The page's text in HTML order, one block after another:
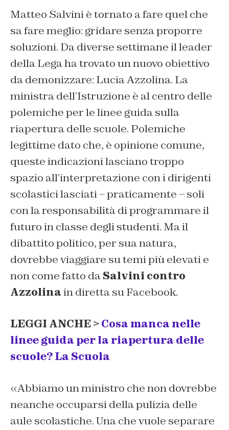
Matteo Salvini è tornato a fare quel che
sa fare meglio: gridare senza proporre
soluzioni. Da diverse settimane il leader
della Lega ha trovato un nuovo obiettivo
da demonizzare: Lucia Azzolina. La
ministra dell’Istruzione è al centro delle
polemiche per le linee guida sulla
riapertura delle scuole. Polemiche
legittime dato che, è opinione comune,
queste indicazioni lasciano troppo
spazio all’interpretazione con i dirigenti
scolastici lasciati – praticamente – soli
con la responsabilità di programmare il
futuro in classe degli studenti. Ma il
dibattito politico, per sua natura,
dovrebbe viaggiare su temi più elevati e
non come fatto daSalvini contro
Azzolinain diretta su Facebook.
LEGGI ANCHE > Cosa manca nelle
linee guida per la riapertura delle
scuole? La Scuola
«Abbiamo un ministro che non dovrebbe
neanche occuparsi della pulizia delle
aule scolastiche. Una che vuole separare